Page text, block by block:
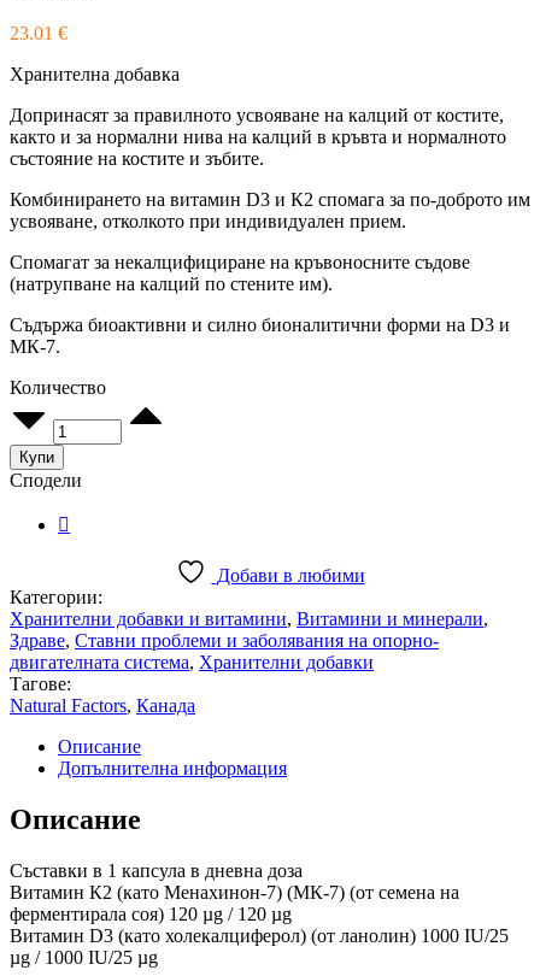
23.01 €
Хранителна добавка
Допринасят за правилното усвояване на калций от костите,
както и за нормални нива на калций в кръвта и нормалното
състояние на костите и зъбите.
Комбинирането на витамин D3 и К2 спомага за по-доброто им
усвояване, отколкото при индивидуален прием.
Спомагат за некалцифициране на кръвоносните съдове
(натрупване на калций по стените им).
Съдържа биоактивни и силно бионалитични форми на D3 и
МК-7.
Количество
Витамин
К2
120
мг
Витамин
x
120
капсули
quantity
Купи
Сподели
Добави в любими
Категории:
Хранителни добавки и витамини, Витамини и минерали,
Здраве, Ставни проблеми и заболявания на опорно-
двигателната система, Хранителни добавки
Тагове:
Natural Factors, Канада
Описание
Допълнителна информация
Описание
Съставки в 1 капсула в дневна доза
Витамин К2 (като Менахинон-7) (МК-7) (от семена на
ферментирала соя) 120 µg / 120 µg
Витамин D3 (като холекалциферол) (от ланолин) 1000 IU/25
µg / 1000 IU/25 µg